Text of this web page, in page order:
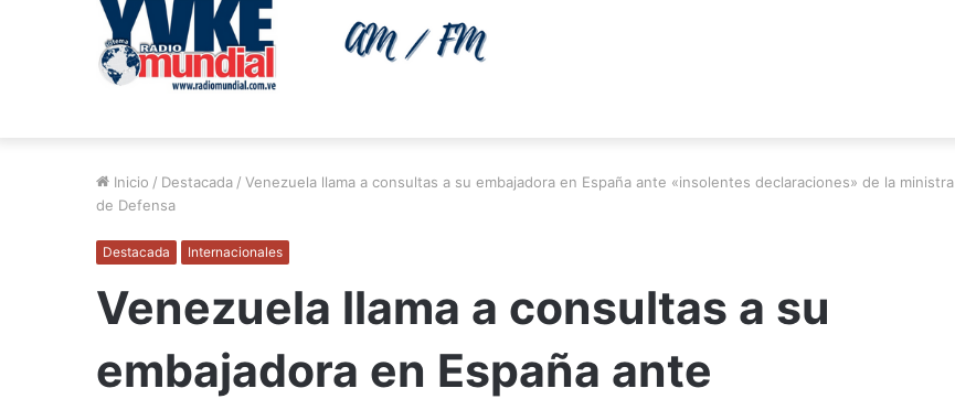
Inicio / Destacada / Venezuela llama a consultas a su embajadora en España ante «insolentes declaraciones» de la ministra
de Defensa
Destacada Internacionales
Venezuela llama a consultas a su
embajadora en España ante